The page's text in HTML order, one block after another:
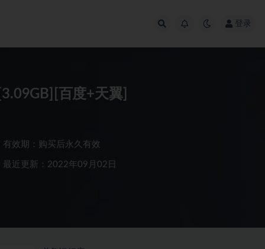
登录
百度+天翼]
有效期：购买后永久有效
最近更新：2022年09月02日